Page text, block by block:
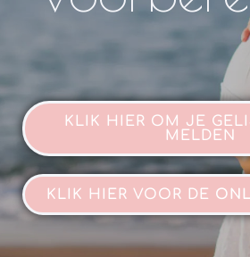
KLIK HIER OM JE
MELDEN
KLIK HIER VOOR DE